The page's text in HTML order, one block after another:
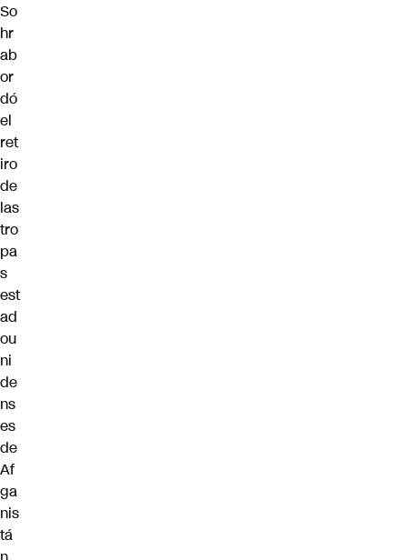
So
hr
ab
or
dó
el
ret
iro
de
las
tro
pa
s
est
ad
ou
ni
de
ns
es
de
Af
ga
nis
tá